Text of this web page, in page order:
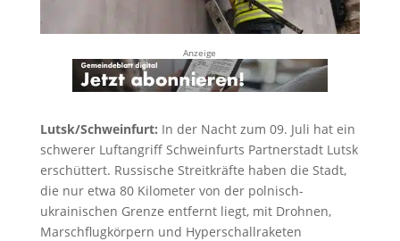
Anzeige
Lutsk/Schweinfurt: In der Nacht zum 09. Juli hat ein
schwerer Luftangriff Schweinfurts Partnerstadt Lutsk
erschüttert. Russische Streitkräfte haben die Stadt,
die nur etwa 80 Kilometer von der polnisch-
ukrainischen Grenze entfernt liegt, mit Drohnen,
Marschflugkörpern und Hyperschallraketen